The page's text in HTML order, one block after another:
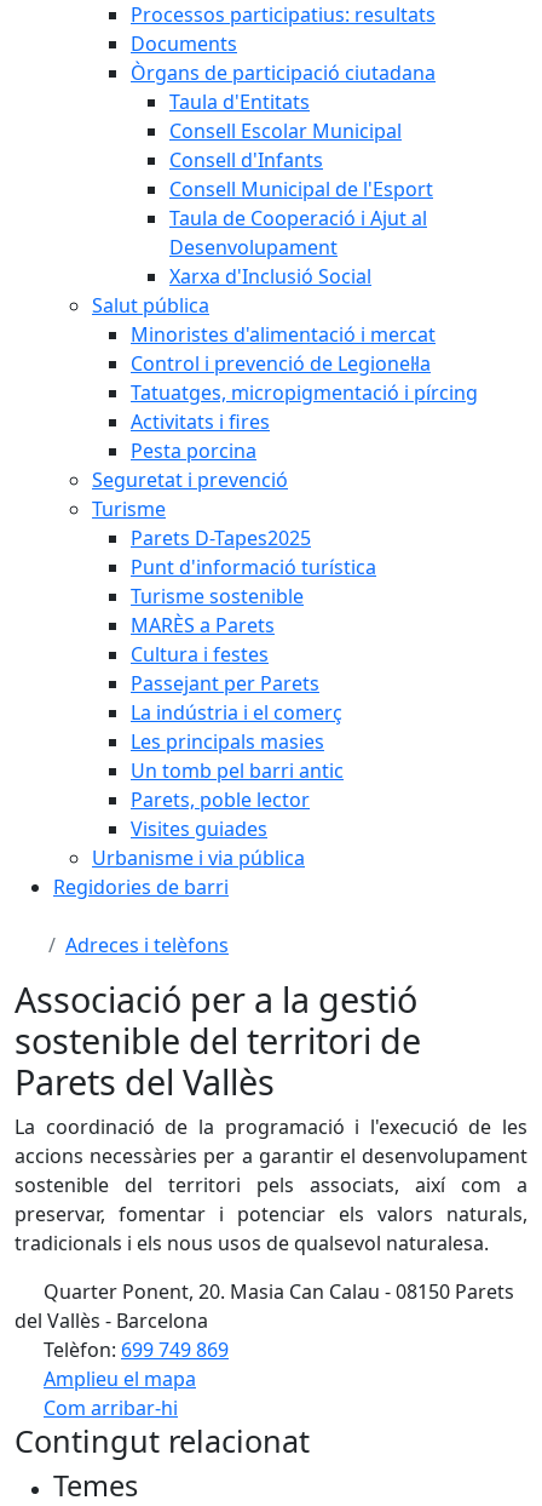
Processos participatius: resultats
Documents
Òrgans de participació ciutadana
Taula d'Entitats
Consell Escolar Municipal
Consell d'Infants
Consell Municipal de l'Esport
Taula de Cooperació i Ajut al
Desenvolupament
Xarxa d'Inclusió Social
Salut pública
Minoristes d'alimentació i mercat
Control i prevenció de Legionel·la
Tatuatges, micropigmentació i pírcing
Activitats i fires
Pesta porcina
Seguretat i prevenció
Turisme
Parets D-Tapes2025
Punt d'informació turística
Turisme sostenible
MARÈS a Parets
Cultura i festes
Passejant per Parets
La indústria i el comerç
Les principals masies
Un tomb pel barri antic
Parets, poble lector
Visites guiades
Urbanisme i via pública
Regidories de barri
Adreces i telèfons
Associació per a la gestió
sostenible del territori de
Parets del Vallès
La coordinació de la programació i l'execució de les
accions necessàries per a garantir el desenvolupament
sostenible del territori pels associats, així com a
preservar, fomentar i potenciar els valors naturals,
tradicionals i els nous usos de qualsevol naturalesa.
Quarter Ponent, 20. Masia Can Calau - 08150 Parets
del Vallès - Barcelona
Telèfon: 699 749 869
Amplieu el mapa
Com arribar-hi
+
Contingut relacionat
Temes